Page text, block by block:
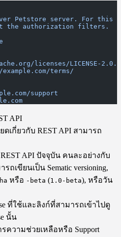
Petstore server. For this
the authorization filters.
licenses/LICENSE-
terms/
support
API
ดเกี่ยวกับ REST API สามารถ
API ปัจจุบัน คนละอย่างกับ
ถเขียนเป็น Sematic versioning,
หรือ -beta (1.0-beta), หรือวัน
ที่ใช้และลิงก์ที่สามารถเข้าไปดู
นั้น
วามช่วยเหลือหรือ Support